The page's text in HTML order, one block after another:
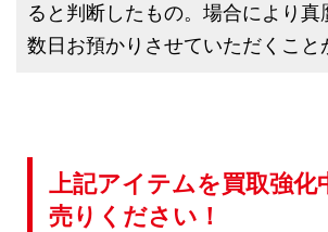
ると判断したもの。場合により真
数日お預かりさせていただくこと
上記アイテムを買取強化
売りください！